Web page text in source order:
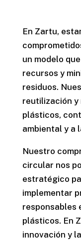
En Zartu,
un modelo
recursos y
residuos.
reutilización y
plásticos,
ambiental y a
Nuestro
circular nos
estratégico
implementar
responsables
plásticos. En
innovación y